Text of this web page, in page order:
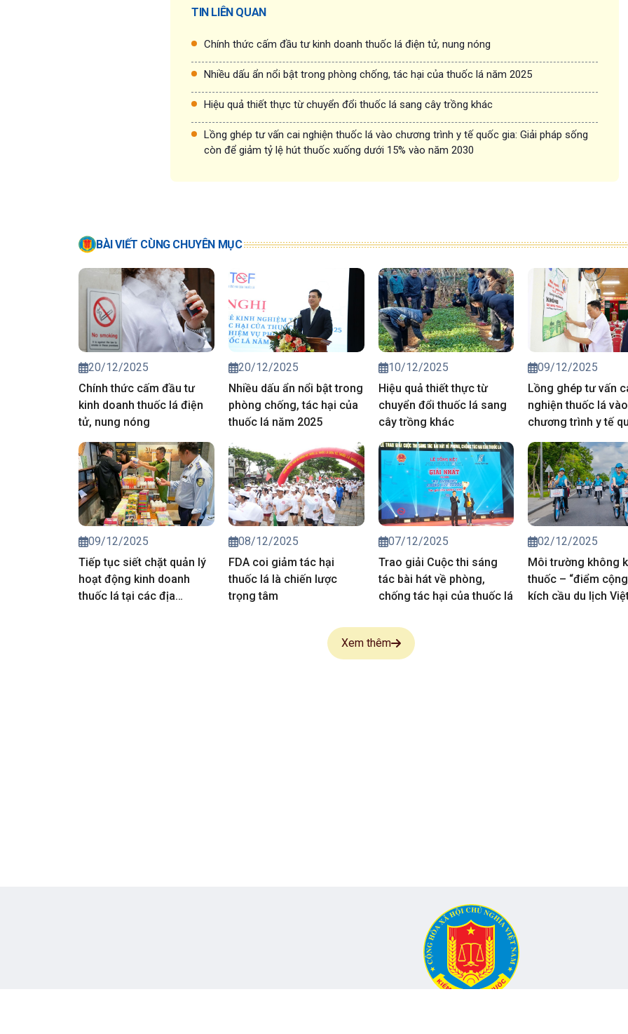
TIN LIÊN QUAN
Chính thức cấm đầu tư kinh doanh thuốc lá điện tử, nung nóng
Nhiều dấu ẩn nổi bật trong phòng chống, tác hại của thuốc lá năm 2025
Hiệu quả thiết thực từ chuyển đổi thuốc lá sang cây trồng khác
Lồng ghép tư vấn cai nghiện thuốc lá vào chương trình y tế quốc gia: Giải pháp sống
còn để giảm tỷ lệ hút thuốc xuống dưới 15% vào năm 2030
BÀI VIẾT CÙNG CHUYÊN MỤC
20/12/2025
Chính thức cấm đầu tư
kinh doanh thuốc lá điện
tử, nung nóng
20/12/2025
Nhiều dấu ẩn nổi bật trong
phòng chống, tác hại của
thuốc lá năm 2025
10/12/2025
Hiệu quả thiết thực từ
chuyển đổi thuốc lá sang
cây trồng khác
09/12/2025
Lồng ghép tư vấn
nghiện thuốc lá vào
chương trình y tế
gia: Giải pháp
để giảm tỷ lệ hút
xuống dưới 15%
2030
09/12/2025
Tiếp tục siết chặt quản lý
hoạt động kinh doanh
thuốc lá tại các địa
08/12/2025
FDA coi giảm tác hại
thuốc lá là chiến lược
trọng tâm
07/12/2025
Trao giải Cuộc thi sáng
tác bài hát về phòng,
chống tác hại của thuốc lá
02/12/2025
Môi trường không
thuốc – “điểm
kích cầu du lịch
Xem thêm